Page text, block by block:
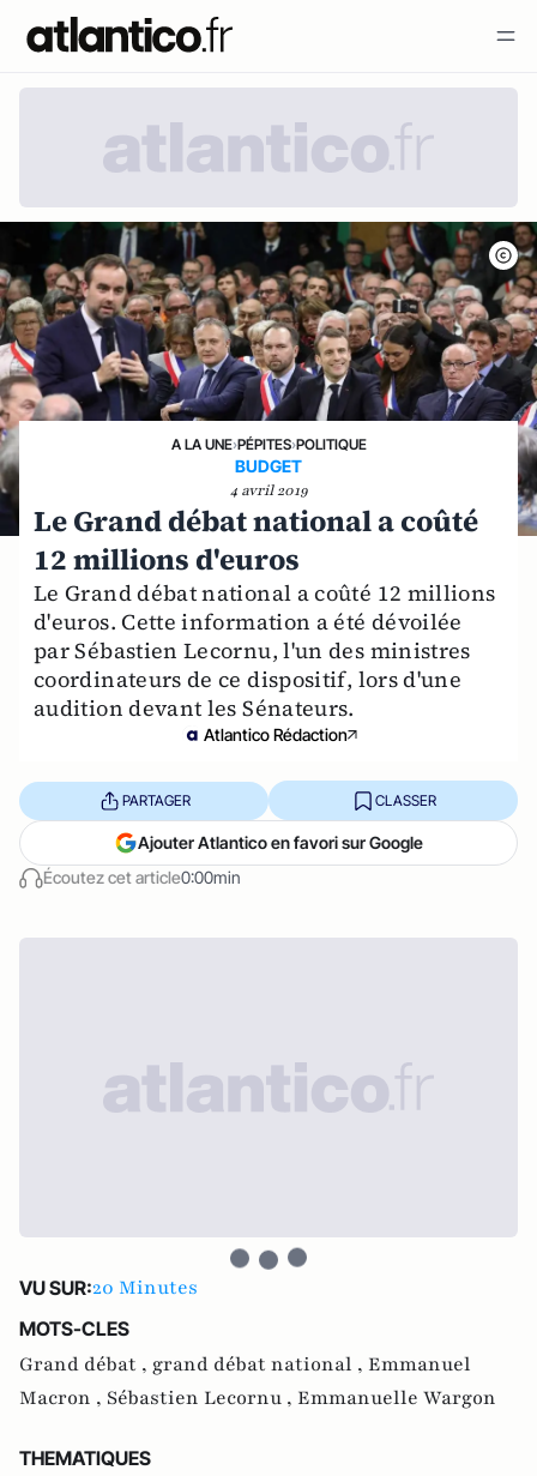
A LA UNE›PÉPITES›POLITIQUE
BUDGET
4 avril 2019
Le Grand débat national a coûté
12 millions d'euros
Le Grand débat national a coûté 12 millions
d'euros. Cette information a été dévoilée
par Sébastien Lecornu, l'un des ministres
coordinateurs de ce dispositif, lors d'une
audition devant les Sénateurs.
Atlantico Rédaction
Écoutez cet article0:00min
PARTAGER CLASSER
Ajouter Atlantico en favori sur Google
VU SUR:20 Minutes
MOTS-CLES
Grand débat , grand débat national , Emmanuel
Macron , Sébastien Lecornu , Emmanuelle Wargon
THEMATIQUES